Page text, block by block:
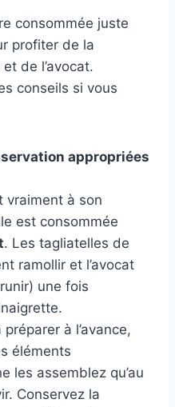
consommée juste
profiter de la
de l’avocat.
conseils si vous
appropriées
vraiment à son
est consommée
. Les tagliatelles de
ramollir et l’avocat
une fois
à l’avance,
éléments
les assemblez qu’au
Conservez la